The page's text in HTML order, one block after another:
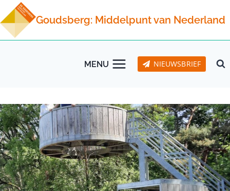
Doorgaan
naar
inhoud
Goudsberg: Middelpunt van Nederland
MENU NIEUWSBRIEF